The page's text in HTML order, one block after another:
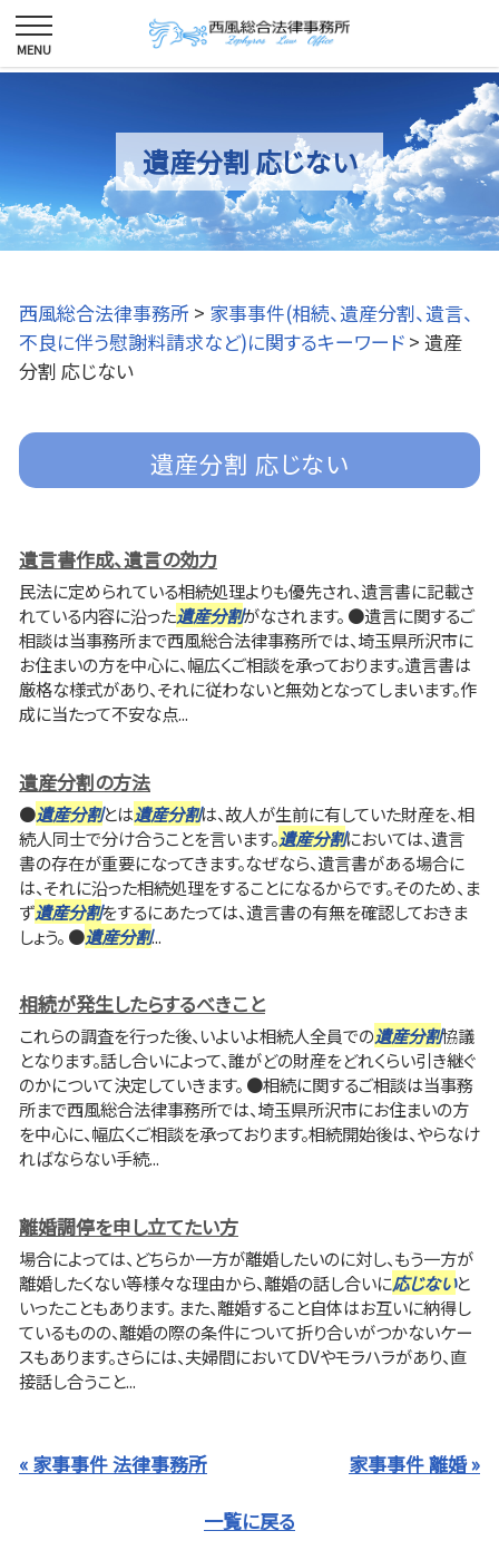
遺産分割 応じない
西風総合法律事務所 > 家事事件(相続、遺産分割、遺言、
不良に伴う慰謝料請求など)に関するキーワード > 遺産
分割 応じない
遺産分割 応じない
遺言書作成、遺言の効力
民法に定められている相続処理よりも優先され、遺言書に記載さ
れている内容に沿った遺産分割がなされます。 ●遺言に関するご
相談は当事務所まで西風総合法律事務所では、埼玉県所沢市に
お住まいの方を中心に、幅広くご相談を承っております。遺言書は
厳格な様式があり、それに従わないと無効となってしまいます。作
成に当たって不安な点...
遺産分割の方法
●遺産分割とは遺産分割は、故人が生前に有していた財産を、相
続人同士で分け合うことを言います。遺産分割においては、遺言
書の存在が重要になってきます。なぜなら、遺言書がある場合に
は、それに沿った相続処理をすることになるからです。そのため、ま
ず遺産分割をするにあたっては、遺言書の有無を確認しておきま
しょう。 ●遺産分割...
相続が発生したらするべきこと
これらの調査を行った後、いよいよ相続人全員での遺産分割協議
となります。話し合いによって、誰がどの財産をどれくらい引き継ぐ
のかについて決定していきます。 ●相続に関するご相談は当事務
所まで西風総合法律事務所では、埼玉県所沢市にお住まいの方
を中心に、幅広くご相談を承っております。相続開始後は、やらなけ
ればならない手続...
離婚調停を申し立てたい方
場合によっては、どちらか一方が離婚したいのに対し、もう一方が
離婚したくない等様々な理由から、離婚の話し合いに応じないと
いったこともあります。 また、離婚すること自体はお互いに納得し
ているものの、離婚の際の条件について折り合いがつかないケー
スもあります。さらには、夫婦間においてDVやモラハラがあり、直
接話し合うこと...
« 家事事件 法律事務所 家事事件 離婚 »
一覧に戻る